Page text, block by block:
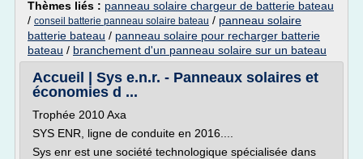
Thèmes liés : panneau solaire chargeur de batterie bateau
/ conseil batterie panneau solaire bateau / panneau solaire
batterie bateau / panneau solaire pour recharger batterie
bateau / branchement d'un panneau solaire sur un bateau
Accueil | Sys e.n.r. - Panneaux solaires et
économies d ...
Trophée 2010 Axa
SYS ENR, ligne de conduite en 2016....
Sys enr est une société technologique spécialisée dans